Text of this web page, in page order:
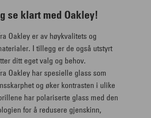
se klart med Oakley!
Oakley er av høykvalitets og
I tillegg er de også utstyrt
ditt eget valg og behov.
Oakley har spesielle glass som
og øker kontrasten i ulike
har polariserte glass med den
for å redusere gjenskinn,